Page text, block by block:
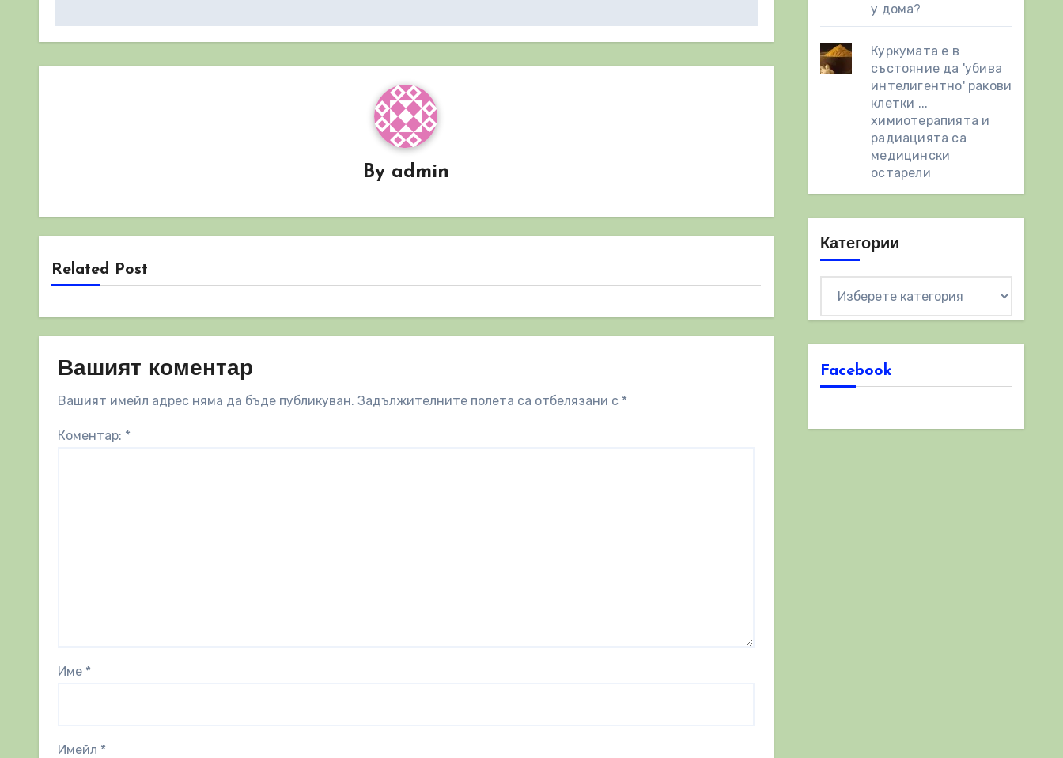
By admin
Related Post
Вашият коментар
Вашият имейл адрес няма да бъде публикуван. Задължителните полета са отбелязани с *
Коментар: *
Име *
Имейл *
у дома?
Куркумата е в
състояние да 'убива
интелигентно' ракови
клетки ...
химиотерапията и
радиацията са
медицински
остарели
Категории
Facebook